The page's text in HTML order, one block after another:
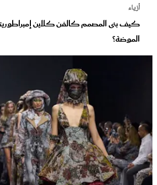
أزياء
كيف بنى المصمم كالفن كلاين
الموضة؟